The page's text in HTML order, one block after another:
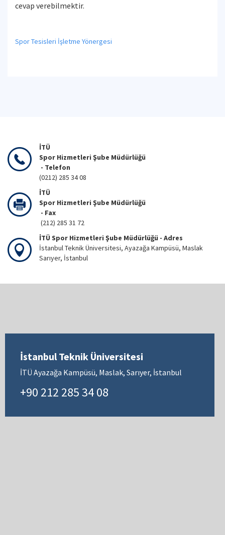
cevap verebilmektir.
Spor Tesisleri İşletme Yönergesi
İTÜ
Spor Hizmetleri Şube Müdürlüğü
- Telefon
(0212) 285 34 08
İTÜ
Spor Hizmetleri Şube Müdürlüğü
- Fax
(212) 285 31 72
İTÜ Spor Hizmetleri Şube Müdürlüğü - Adres
İstanbul Teknik Üniversitesi, Ayazağa Kampüsü, Maslak
Sarıyer, İstanbul
İstanbul Teknik Üniversitesi
İTÜ Ayazağa Kampüsü, Maslak, Sarıyer, İstanbul
+90 212 285 34 08